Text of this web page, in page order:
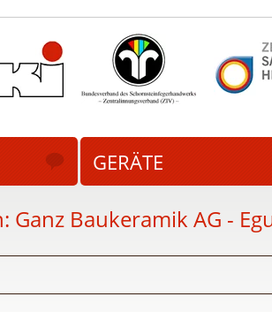
GERÄTE
Ganz Baukeramik AG -